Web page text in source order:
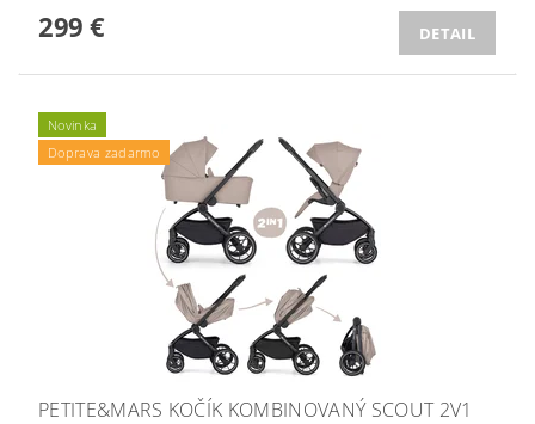
299 € DETAIL
Novinka
Doprava zadarmo
PETITE&MARS KOČÍK KOMBINOVANÝ SCOUT 2V1